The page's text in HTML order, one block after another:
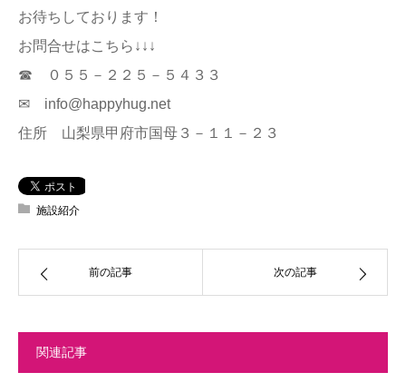
お待ちしております！
お問合せはこちら↓↓↓
☎ ０５５－２２５－５４３３
✉ info@happyhug.net
住所 山梨県甲府市国母３－１１－２３
施設紹介
前の記事 次の記事
関連記事